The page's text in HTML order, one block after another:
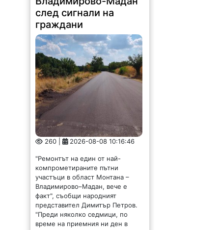
260 |
"Ремонтът на един от най-
компрометираните пътни
участъци в област Монтана –
Владимирово–Мадан, вече е
факт", съобщи народният
представител Димитър Петров.
"Преди няколко седмици, по
време на приемния ни ден в
Монтана,...